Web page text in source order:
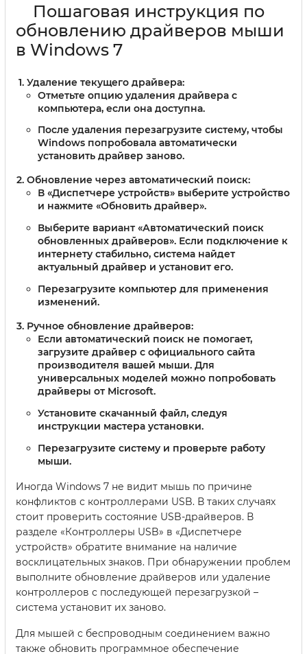
Пошаговая инструкция по
обновлению драйверов мыши
в Windows 7
Удаление текущего драйвера:
Отметьте опцию удаления драйвера с
компьютера, если она доступна.
После удаления перезагрузите систему, чтобы
Windows попробовала автоматически
установить драйвер заново.
Обновление через автоматический поиск:
В «Диспетчере устройств» выберите устройство
и нажмите «Обновить драйвер».
Выберите вариант «Автоматический поиск
обновленных драйверов». Если подключение к
интернету стабильно, система найдет
актуальный драйвер и установит его.
Перезагрузите компьютер для применения
изменений.
Ручное обновление драйверов:
Если автоматический поиск не помогает,
загрузите драйвер с официального сайта
производителя вашей мыши. Для
универсальных моделей можно попробовать
драйверы от Microsoft.
Установите скачанный файл, следуя
инструкции мастера установки.
Перезагрузите систему и проверьте работу
мыши.
Иногда Windows 7 не видит мышь по причине
конфликтов с контроллерами USB. В таких случаях
стоит проверить состояние USB-драйверов. В
разделе «Контроллеры USB» в «Диспетчере
устройств» обратите внимание на наличие
восклицательных знаков. При обнаружении проблем
выполните обновление драйверов или удаление
контроллеров с последующей перезагрузкой –
система установит их заново.
Для мышей с беспроводным соединением важно
также обновить программное обеспечение